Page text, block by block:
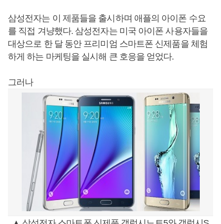
삼성전자는 이 제품들을 출시하며 애플의 아이폰 수요
를 직접 겨냥했다. 삼성전자는 미국 아이폰 사용자들을
대상으로 한 달 동안 프리미엄 스마트폰 신제품을 체험
하게 하는 마케팅을 실시해 큰 호응을 얻었다.
그러나